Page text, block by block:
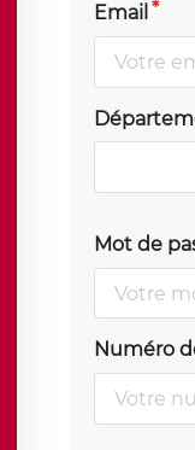
Email
Mot de
Numéro